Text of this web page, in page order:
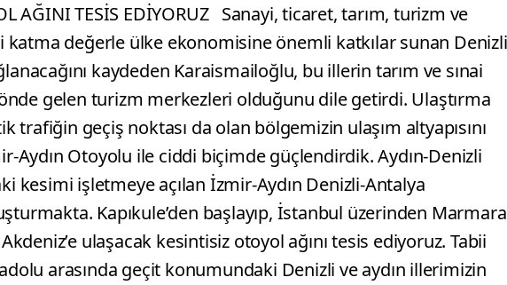
AĞINI TESİS EDİYORUZ Sanayi, ticaret, tarım, turizm ve
değerle ülke ekonomisine önemli katkılar sunan Denizli
kaydeden Karaismailoğlu, bu illerin tarım ve sınai
önde gelen turizm merkezleri olduğunu dile getirdi. Ulaştırma
trafiğin geçiş noktası da olan bölgemizin ulaşım altyapısını
Aydın Otoyolu ile ciddi biçimde güçlendirdik. Aydın-Denizli
kesimi işletmeye açılan İzmir-Aydın Denizli-Antalya
Kapıkule’den başlayıp, İstanbul üzerinden Marmara
ulaşacak kesintisiz otoyol ağını tesis ediyoruz. Tabii
arasında geçit konumundaki Denizli ve aydın illerimizin